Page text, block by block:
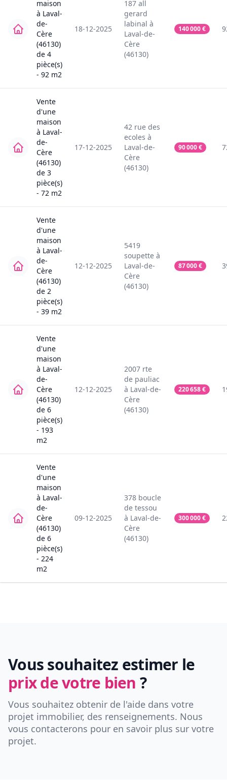
maison
à Laval-
de-
Cère
(46130)
de 4
pièce(s)
- 92 m2
18-12-2025
187 all
gerard
labinal à
Laval-de-
Cère
(46130)
140 000€
Vente
d'une
maison
à Laval-
de-
Cère
(46130)
de 3
pièce(s)
- 72 m2
17-12-2025
42 rue des
ecoles à
Laval-de-
Cère
(46130)
90 000€
Vente
d'une
maison
à Laval-
de-
Cère
(46130)
de 2
pièce(s)
- 39 m2
12-12-2025
5419
soupette à
Laval-de-
Cère
(46130)
87 000€
Vente
d'une
maison
à Laval-
de-
Cère
(46130)
de 6
pièce(s)
- 193
m2
12-12-2025
2007 rte
de pauliac
à Laval-de-
Cère
(46130)
220 658€
Vente
d'une
maison
à Laval-
de-
Cère
(46130)
de 6
pièce(s)
- 224
m2
09-12-2025
378 boucle
de tessou
à Laval-de-
Cère
(46130)
300 000€
Vous souhaitez estimer le
prix de votre bien ?
Vous souhaitez obtenir de l'aide dans votre
projet immobilier, des renseignements. Nous
vous contacterons pour en savoir plus sur votre
projet.